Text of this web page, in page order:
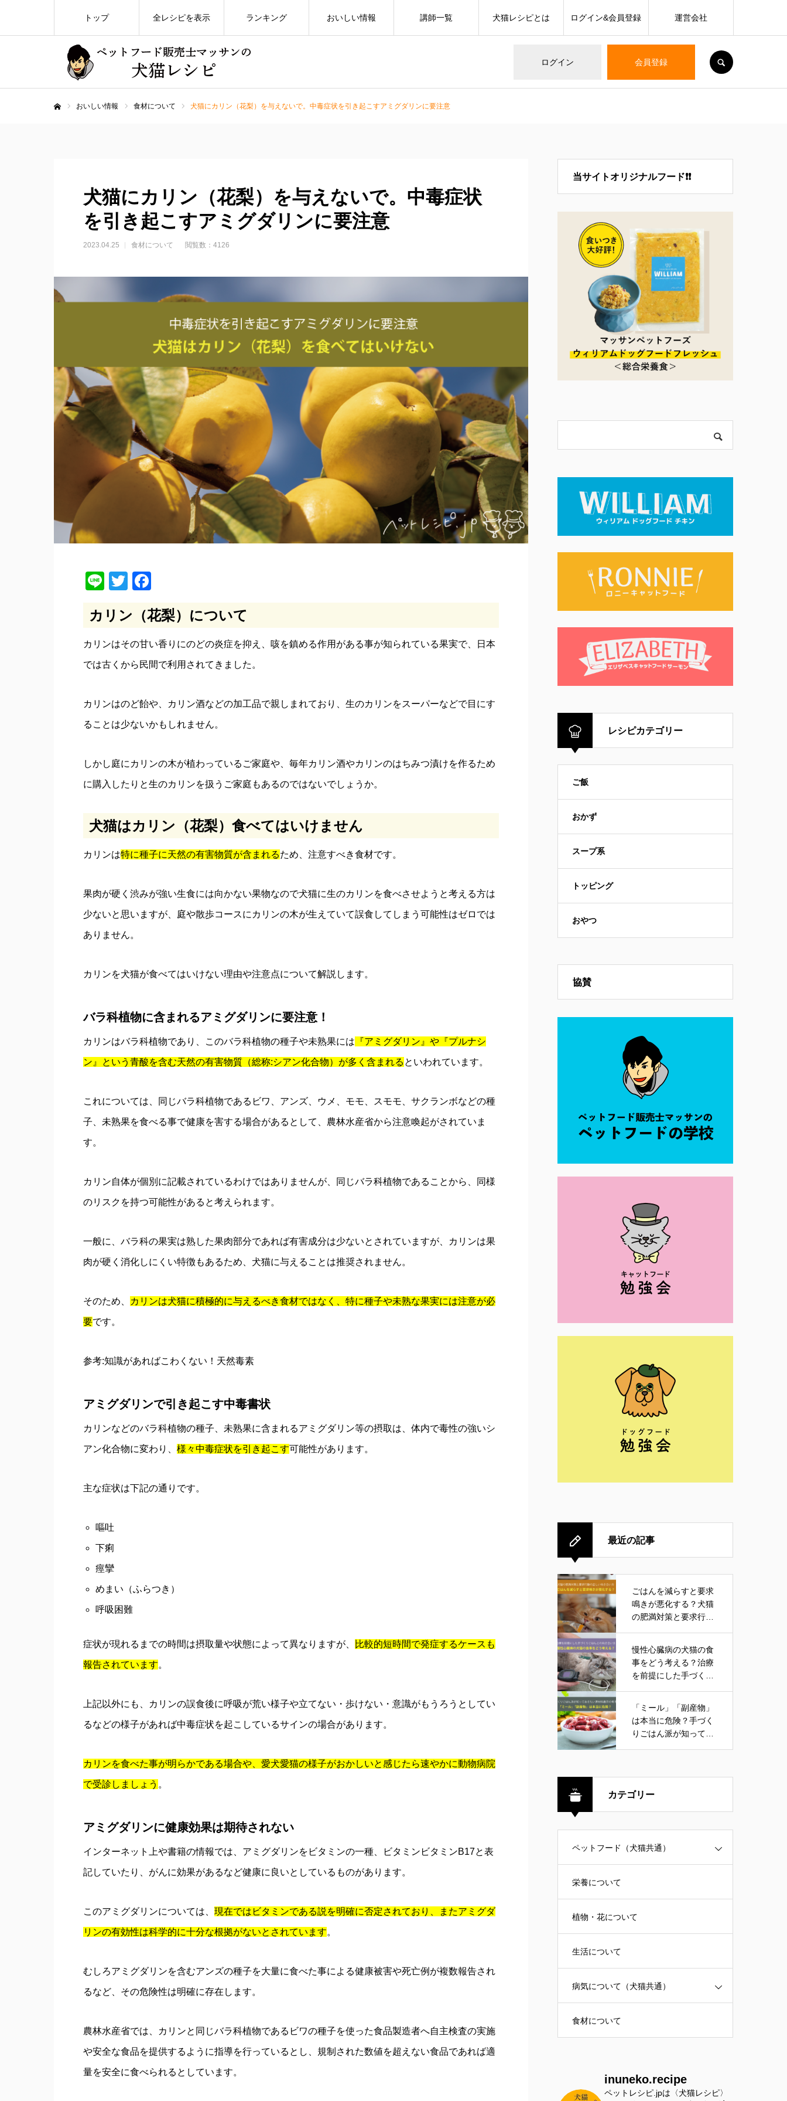
ログイン 会員登録
トップ 全レシピを表示 ランキング おいしい情報 講師一覧 犬猫レシピとは ログイン&会員登録 運営会社
おいしい情報 食材について 犬猫にカリン（花梨）を与えないで。中毒症状を引き起こすアミグダリンに要注意
犬猫にカリン（花梨）を与えないで。中毒症状
を引き起こすアミグダリンに要注意
2023.04.25 食材について 閲覧数：4126
LineTwitter
カリン（花梨）について
カリンはその甘い香りにのどの炎症を抑え、咳を鎮める作用がある事が知られている果実で、日本
では古くから民間で利用されてきました。
カリンはのど飴や、カリン酒などの加工品で親しまれており、生のカリンをスーパーなどで目にす
ることは少ないかもしれません。
しかし庭にカリンの木が植わっているご家庭や、毎年カリン酒やカリンのはちみつ漬けを作るため
に購入したりと生のカリンを扱うご家庭もあるのではないでしょうか。
犬猫はカリン（花梨）食べてはいけません
カリンは特に種子に天然の有害物質が含まれるため、注意すべき食材です。
果肉が硬く渋みが強い生食には向かない果物なので犬猫に生のカリンを食べさせようと考える方は
少ないと思いますが、庭や散歩コースにカリンの木が生えていて誤食してしまう可能性はゼロでは
ありません。
カリンを犬猫が食べてはいけない理由や注意点について解説します。
バラ科植物に含まれるアミグダリンに要注意！
カリンはバラ科植物であり、このバラ科植物の種子や未熟果には 『アミグダリン』や『プルナシ
ン』という青酸を含む天然の有害物質（総称:シアン化合物）が多く含まれる といわれています。
これについては、同じバラ科植物であるビワ、アンズ、ウメ、モモ、スモモ、サクランボなどの種
子、未熟果を食べる事で健康を害する場合があるとして、農林水産省から注意喚起がされていま
す。
カリン自体が個別に記載されているわけではありませんが、同じバラ科植物であることから、同様
のリスクを持つ可能性があると考えられます。
一般に、バラ科の果実は熟した果肉部分であれば有害成分は少ないとされていますが、カリンは果
肉が硬く消化しにくい特徴もあるため、犬猫に与えることは推奨されません。
そのため、 カ リンは犬猫に積極的に与えるべき食材ではなく、特に種子や未熟な果実には注意が必
要です。
参考:知識があればこわくない！天然毒素
アミグダリンで引き起こす中毒書状
カリンなどのバラ科植物の種子、未熟果に含まれるアミグダリン等の摂取は、体内で毒性の強いシ
アン化合物に変わり、 様々中毒症状を引き起こす可能性があります。
主な症状は下記の通りです。
嘔吐
下痢
痙攣
めまい（ふらつき）
呼吸困難
症状が現れるまでの時間は摂取量や状態によって異なりますが、 比較的短時間で発症するケースも
報告されています。
上記以外にも、カリンの誤食後に呼吸が荒い様子や立てない・歩けない・意識がもうろうとしてい
るなどの様子があれば中毒症状を起こしているサインの場合があります。
カリンを食べた事が明らかである場合や、愛犬愛猫の様子がおかしいと感じたら速やかに動物病院
で受診しましょう 。
アミグダリンに健康効果は期待されない
インターネット上や書籍の情報では、アミグダリンをビタミンの一種、ビタミンビタミンB17と表
記していたり、がんに効果があるなど健康に良いとしているものがあります。
このアミグダリンについては、 現在ではビタミンである説を明確に否定されており、またアミグダ
リンの有効性は科学的に十分な根拠がないとされています。
むしろアミグダリンを含むアンズの種子を大量に食べた事による健康被害や死亡例が複数報告され
るなど、その危険性は明確に存在します。
農林水産省では、カリンと同じバラ科植物であるビワの種子を使った食品製造者へ自主検査の実施
や安全な食品を提供するように指導を行っているとし、規制された数値を超えない食品であれば適
量を安全に食べられるとしています。
当サイトオリジナルフード❗❗
レシピカテゴリー
ご飯
おかず
スープ系
トッピング
おやつ
協賛
最近の記事
ごはんを減らすと要求
鳴きが悪化する？犬猫
の肥満対策と要求行動
慢性心臓病の犬猫の食
事をどう考える？治療
を前提にした手づくり
「ミール」「副産物」
は本当に危険？手づく
りごはん派が知ってお
カテゴリー
ペットフード（犬猫共通）
栄養について
植物・花について
生活について
病気について（犬猫共通）
食材について
inuneko.recipe
ペットレシピ.jpは〈犬猫レシピ〉